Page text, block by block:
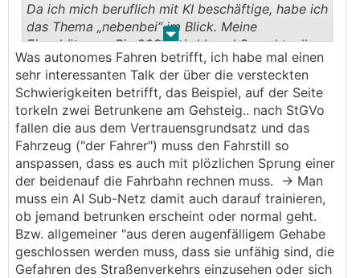
der logische Schritt, weg vom egoistischen
Individualverkehr und hin zu einem gemeinsamen
Massentransport
. .
Da ich mich beruflich mit KI beschäftige, habe ich
das Thema „nebenbei“ im Blick. Meine
Einschätzung: Bis 2030 wird Level 3 punktuell
verfügbar sein, Level 4 nur in wenigen,
geofenced Pilotprojekten. Level 5 ist frühestens
in 15–20 Jahren realistisch - wenn überhaupt.
Was autonomes Fahren betrifft, ich habe mal einen
sehr interessanten Talk der über die versteckten
Schwierigkeiten betrifft, das Beispiel, auf der Seite
torkeln zwei Betrunkene am Gehsteig.. nach StGVo
fallen die aus dem Vertrauensgrundsatz und das
Fahrzeug ("der Fahrer") muss den Fahrstill so
anspassen, dass es auch mit plözlichen Sprung einer
der beidenauf die Fahrbahn rechnen muss. -> Man
muss ein AI Sub-Netz damit auch darauf trainieren,
ob jemand betrunken erscheint oder normal geht.
Bzw. allgemeiner "aus deren augenfälligem Gehabe
geschlossen werden muss, dass sie unfähig sind, die
Gefahren des Straßenverkehrs einzusehen oder sich